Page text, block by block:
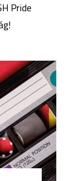
Pride